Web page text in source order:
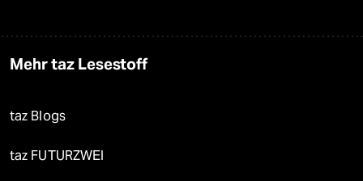
Mehr taz Lesestoff
taz Blogs
taz FUTURZWEI